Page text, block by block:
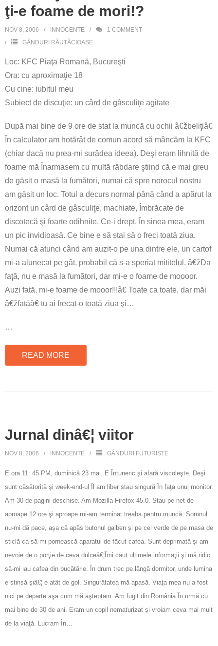
ţi-e foame de mori!?
NOV 8, 2006 INNOCENTE 1 COMMENT
GÂNDURI RĂUTĂCIOASE
Loc: KFC Piaţa Romană, Bucureşti
Ora: cu aproximaţie 18
Cu cine: iubitul meu
Subiect de discuţie: un cârd de gâsculiţe agitate
După mai bine de 9 ore de stat la muncă cu ochii â€žbeliţiâ€
În calculator am hotărât de comun acord să mâncăm la KFC
(chiar dacă nu prea-mi surâdea ideea). Deşi eram lihnită de
foame mă Înarmasem cu multă răbdare ştiind că e mai greu
de găsit o masă la fumători, numai că spre norocul nostru
am găsit un loc. Totul a decurs normal până când a apărut la
orizont un cârd de gâsculiţe, machiate, Îmbrăcate de
discotecă şi foarte odihnite. Ce-i drept, În sinea mea, eram
un pic invidioasă. Ce bine e să stai să o freci toată ziua.
Numai că atunci când am auzit-o pe una dintre ele, un cartof
mi-a alunecat pe gât, probabil că s-a speriat mititelul. â€žDa
faţă, nu e masă la fumători, dar mi-e o foame de moooor.
Auzi fată, mi-e foame de mooor!!!â€ Toate ca toate, dar măi
â€žfatăâ€ tu ai frecat-o toată ziua şi…
…
READ MORE
Jurnal dinâ€¦ viitor
NOV 8, 2006 INNOCENTE GÂNDURI FUTURISTE
E ora 11: 45 PM, duminică 23 mai. E Întuneric şi afară viscoleşte. Deşi
sunt căsătorită şi week-end-ul Îl am liber stau singură În faţa unui monitor.
Am 30 de pagini deschise. Am Mozilla Firefox 45.0. Stau pe net de
aproape 12 ore şi aproape mi-am terminat treaba pentru muncă. Somnul
nu-mi dă pace, aşa că apăs butonul galben şi pe cel verde de pe masa de
sticlă ca să-mi pornească aparatul de făcut cafea. Sunt deprimată şi am
nevoie de o porţie de ceva dulceâ€¦Îmi caut ultimele informaţii şi mă ridic
să-mi iau cafea din bucătărie. În drum trec pe lângă dormitor, unde lumina
e stinsă şiâ€¦ e atât de gol. Singurătatea mă apasă. Viaţa mea nu a fost
nici pe departe aşa cum mă aşteptam. Am fugit din România În urmă cu
mai bine de 30 de ani. Eram un copil nematurizat şi vroiam ceva mai mult
de la viaţă. Lucram În…